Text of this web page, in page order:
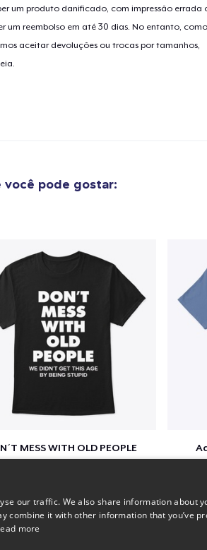
um produto danificado, com impressão errada
um reembolso em até 30 dias. No entanto, como
aceitar devoluções ou trocas por tamanhos,
você pode gostar:
MESS WITH OLD PEOPLE
Unisex Premium Pullover Hoodie
US$ 44,99
Classic Long Sleeve Tee
our traffic. We also share information about
combine it with other information that you’ve
more